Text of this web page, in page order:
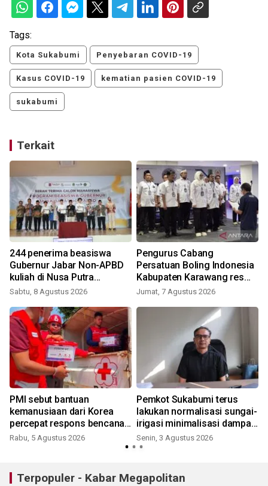
Tags:
Kota Sukabumi Penyebaran COVID-19
Kasus COVID-19 kematian pasien COVID-19
sukabumi
Terkait
244 penerima beasiswa
Gubernur Jabar Non-APBD
kuliah di Nusa Putra
University
Sabtu, 8 Agustus 2026
Pengurus Cabang
Persatuan Boling Indonesia
Kabupaten Karawang resmi
terbentuk
Jumat, 7 Agustus 2026
PMI sebut bantuan
kemanusiaan dari Korea
percepat respons bencana
nasional
Rabu, 5 Agustus 2026
Pemkot Sukabumi terus
lakukan normalisasi sungai-
irigasi minimalisasi dampak
El Nino
Senin, 3 Agustus 2026
Terpopuler - Kabar Megapolitan